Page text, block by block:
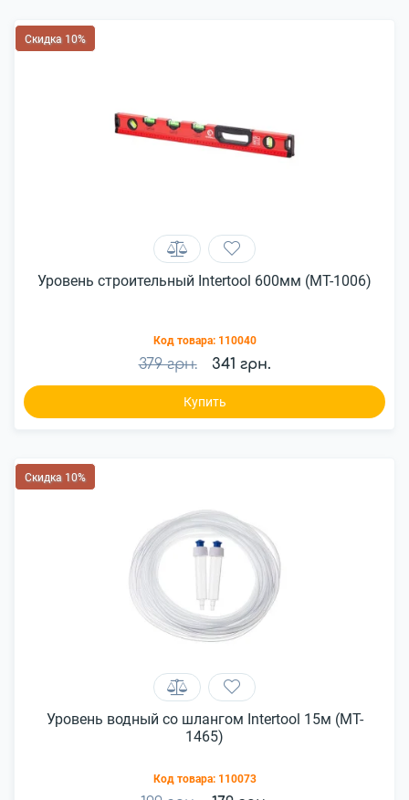
Скидка 10%
Уровень строительный Intertool 600мм (MT-1006)
Код товара: 110040
379 грн. 341 грн.
Купить
Скидка 10%
Уровень водный со шлангом Intertool 15м (MT-
1465)
Код товара: 110073